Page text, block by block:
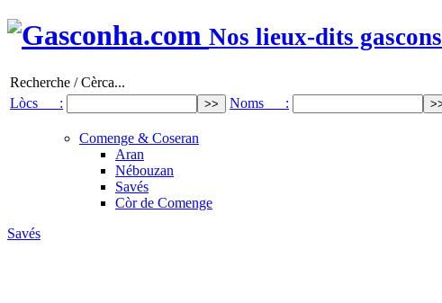
Nos lieux-dits gascons
Recherche / Cèrca...
Lòcs :
Noms :
Comenge & Coseran
Aran
Nébouzan
Savés
Còr de Comenge
Savés